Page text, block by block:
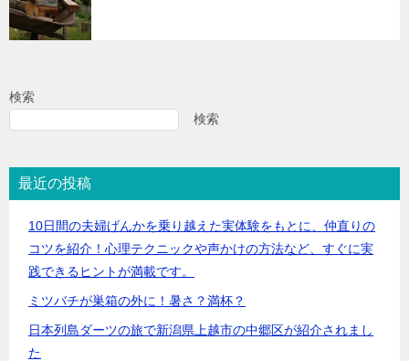
検索
検索
最近の投稿
10日間の夫婦げんかを乗り越えた実体験をもとに、仲直りの
コツを紹介！心理テクニックや声かけの方法など、すぐに実
践できるヒントが満載です。
ミツバチが巣箱の外に！暑さ？満杯？
日本列島ダーツの旅で新潟県上越市の中郷区が紹介されまし
た